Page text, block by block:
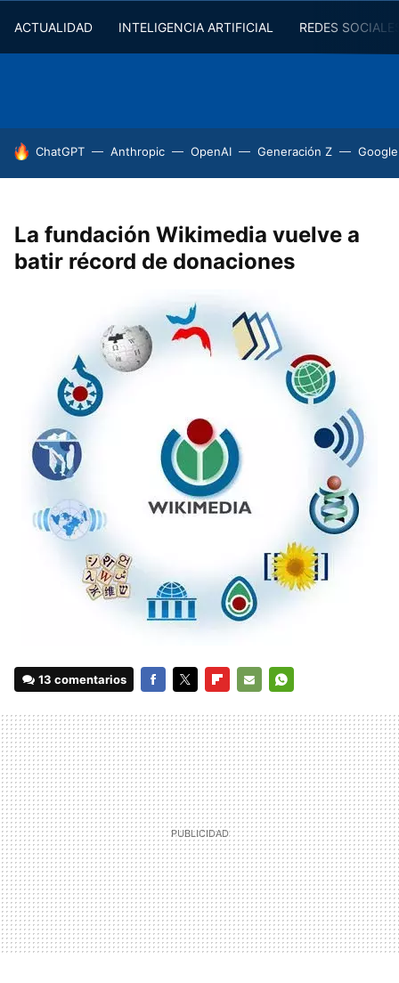
ACTUALIDAD INTELIGENCIA ARTIFICIAL REDES
HOY SE HABLA DE
ChatGPT Anthropic OpenAI Generación Z
La fundación Wikimedia vuelve a
batir récord de donaciones
13 comentarios
MAIL